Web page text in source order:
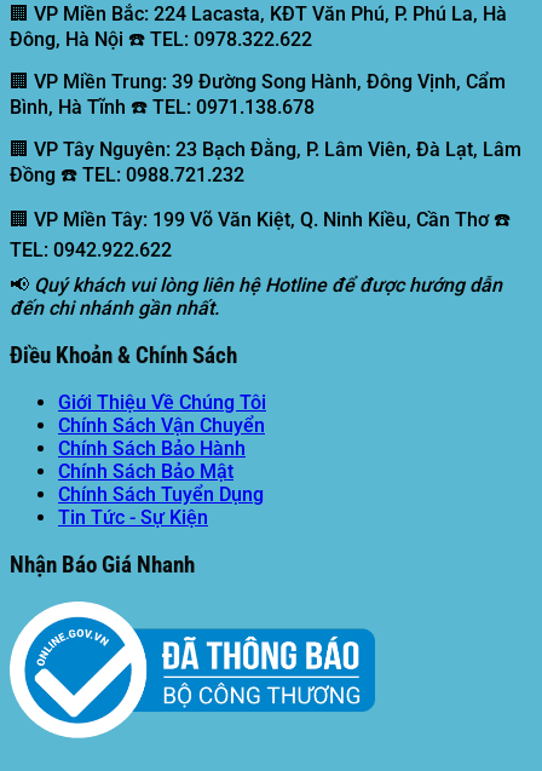
🏢 VP Miền Bắc: 224 Lacasta, KĐT Văn Phú, P. Phú La, Hà
Đông, Hà Nội ☎️ TEL: 0978.322.622
🏢 VP Miền Trung: 39 Đường Song Hành, Đông Vịnh, Cẩm
Bình, Hà Tĩnh ☎️ TEL: 0971.138.678
🏢 VP Tây Nguyên: 23 Bạch Đằng, P. Lâm Viên, Đà Lạt, Lâm
Đồng ☎️ TEL: 0988.721.232
🏢 VP Miền Tây: 199 Võ Văn Kiệt, Q. Ninh Kiều, Cần Thơ ☎️
TEL: 0942.922.622
📢 Quý khách vui lòng liên hệ Hotline để được hướng dẫn
đến chi nhánh gần nhất.
Điều Khoản & Chính Sách
Giới Thiệu Về Chúng Tôi
Chính Sách Vận Chuyển
Chính Sách Bảo Hành
Chính Sách Bảo Mật
Chính Sách Tuyển Dụng
Tin Tức - Sự Kiện
Nhận Báo Giá Nhanh